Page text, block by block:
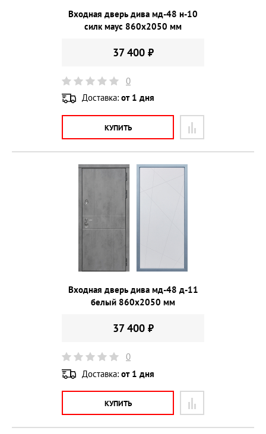
Входная дверь дива мд-48 н-10
силк маус 860х2050 мм
37 400 ₽
0
Доставка: от 1 дня
КУПИТЬ
Входная дверь дива мд-48 д-11
белый 860х2050 мм
37 400 ₽
0
Доставка: от 1 дня
КУПИТЬ